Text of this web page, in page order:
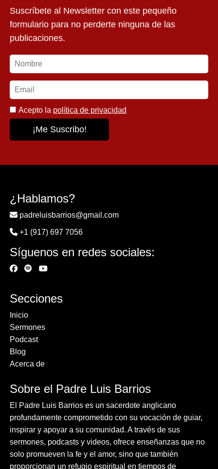
Suscríbete al Newsletter con este pequeño
formulario para no perderte ninguna de las
publicaciones.
Acepto la política de privacidad
¿Hablamos?
padreluisbarrios@gmail.com
+1 (917) 697 7056
Síguenos en redes sociales:
Secciones
Inicio
Sermones
Podcast
Blog
Acerca de
Sobre el Padre Luis Barrios
El Padre Luis Barrios es un sacerdote anglicano
profundamente comprometido con su vocación de guiar,
inspirar y apoyar a su comunidad. A través de sus
sermones, podcasts y videos, ofrece enseñanzas que no
solo promueven la fe y el amor, sino que también
proporcionan un refugio espiritual en tiempos de